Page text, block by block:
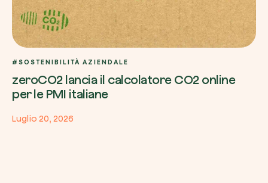
#SOSTENIBILITÀ AZIENDALE
zeroCO2 lancia il calcolatore CO2 online
per le PMI italiane
Luglio 20, 2026